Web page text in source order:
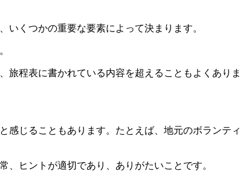
くつかの重要な要素によって決まります。
旅程表に書かれている内容を超えることもよくありま
感じることもあります。たとえば、地元のボランティ
ヒントが適切であり、ありがたいことです。